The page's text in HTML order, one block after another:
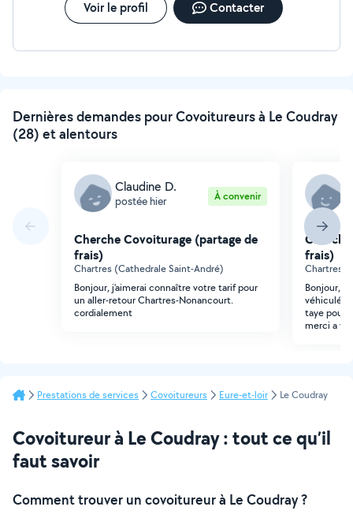
Voir le profil Contacter
Dernières demandes pour Covoitureurs à Le Coudray
(28) et alentours
Claudine D.
postée hier À convenir
Cherche Covoiturage (partage de
frais)
Chartres (Cathedrale Saint-André)
Bonjour, j'aimerai connaître votre tarif pour
un aller-retour Chartres-Nonancourt.
cordialement
frais)
Chartres
Bonjour,
véhiculé
taye pour
merci a
Prestations de services Covoitureurs Eure-et-loir Le Coudray
Covoitureur à Le Coudray : tout ce qu’il
faut savoir
Comment trouver un covoitureur à Le Coudray ?